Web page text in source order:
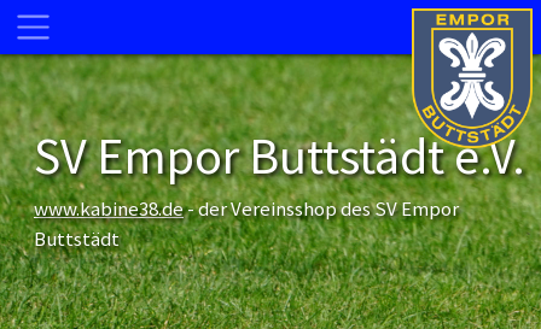
SV Empor Buttstädt e.V.
www.kabine38.de- der Vereinsshop des SV Empor
Buttstädt